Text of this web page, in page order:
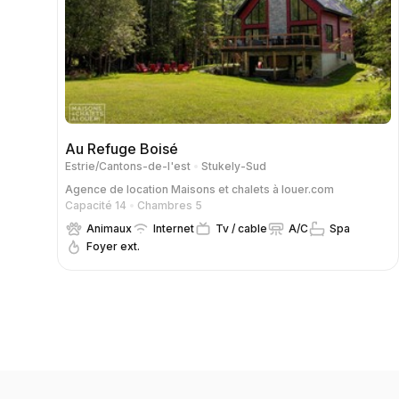
Au Refuge Boisé
Estrie/Cantons-de-l'est
Stukely-Sud
Agence de location Maisons et chalets à louer.com
Capacité 14
Chambres 5
Animaux
Internet Tv / cable A/C
Spa
Foyer ext.